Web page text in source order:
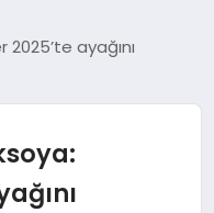
ayağını